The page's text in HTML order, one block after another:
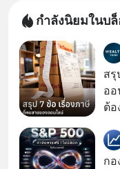
กำลังนิยมในบ
สรุ
อ
ต้
กอ